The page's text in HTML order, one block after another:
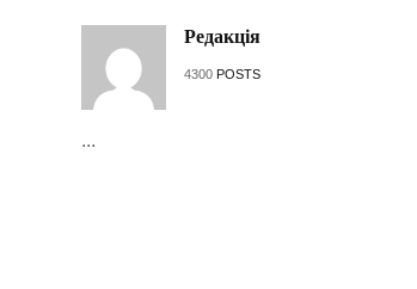
Редакція
4300 POSTS
...